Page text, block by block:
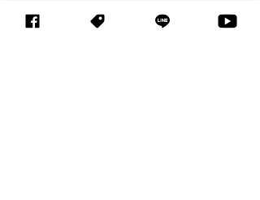
STEAM教育應用教學_Moon Car 登月